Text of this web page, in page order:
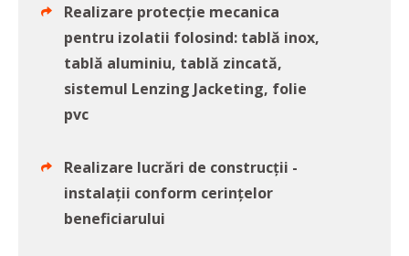
Realizare protecție mecanica
pentru izolatii folosind: tablă inox,
tablă aluminiu, tablă zincată,
sistemul Lenzing Jacketing, folie
pvc
Realizare lucrări de construcții -
instalații conform cerințelor
beneficiarului